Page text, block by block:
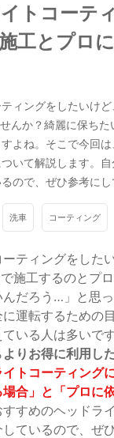
トコーテ
工とプロ
ティングをしたいけ
んか？綺麗に保ちた
よね。そこで今回
いて解説します。
ので、ぜひ参考にし
洗車 コーティング
ーティングをした
施工するのとプ
だろう…」と思
に運転するための
いる人は多いで
よりお得に利用し
トコーティング
場合」と「プロに
すすめのヘッドラ
ているので、ぜ